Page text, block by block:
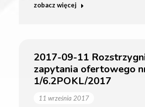
zobacz więcej
2017-09-11
zapytania ofertowego
1/6.2POKL/2017
11 września 2017